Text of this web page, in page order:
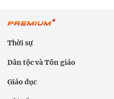
Thời sự
Dân tộc và Tôn giáo
Giáo dục